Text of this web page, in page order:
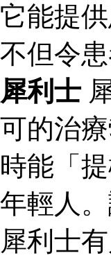
它能提
不但令
犀利士
可的治
時能「
年輕人
犀利士